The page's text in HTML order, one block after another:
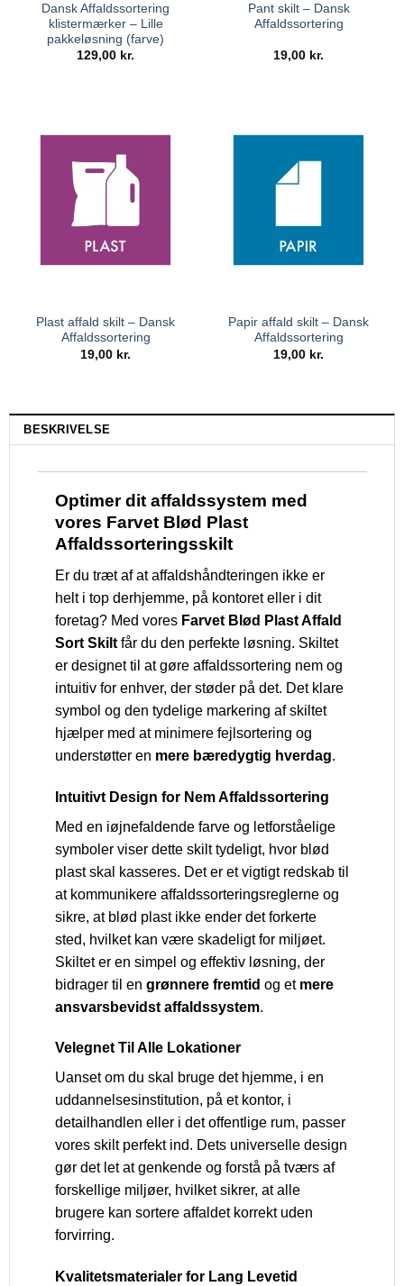
Dansk Affaldssortering
klistermærker – Lille
pakkeløsning (farve)
129,00 kr.
Pant skilt – Dansk
Affaldssortering
19,00 kr.
Plast affald skilt – Dansk
Affaldssortering
19,00 kr.
Papir affald skilt – Dansk
Affaldssortering
19,00 kr.
BESKRIVELSE
Optimer dit affaldssystem med
vores Farvet Blød Plast
Affaldssorteringsskilt
Er du træt af at affaldshåndteringen ikke er
helt i top derhjemme, på kontoret eller i dit
foretag? Med vores Farvet Blød Plast Affald
Sort Skilt får du den perfekte løsning. Skiltet
er designet til at gøre affaldssortering nem og
intuitiv for enhver, der støder på det. Det klare
symbol og den tydelige markering af skiltet
hjælper med at minimere fejlsortering og
understøtter en mere bæredygtig hverdag.
Intuitivt Design for Nem Affaldssortering
Med en iøjnefaldende farve og letforståelige
symboler viser dette skilt tydeligt, hvor blød
plast skal kasseres. Det er et vigtigt redskab til
at kommunikere affaldssorteringsreglerne og
sikre, at blød plast ikke ender det forkerte
sted, hvilket kan være skadeligt for miljøet.
Skiltet er en simpel og effektiv løsning, der
bidrager til en grønnere fremtid og et mere
ansvarsbevidst affaldssystem.
Velegnet Til Alle Lokationer
Uanset om du skal bruge det hjemme, i en
uddannelsesinstitution, på et kontor, i
detailhandlen eller i det offentlige rum, passer
vores skilt perfekt ind. Dets universelle design
gør det let at genkende og forstå på tværs af
forskellige miljøer, hvilket sikrer, at alle
brugere kan sortere affaldet korrekt uden
forvirring.
Kvalitetsmaterialer for Lang Levetid